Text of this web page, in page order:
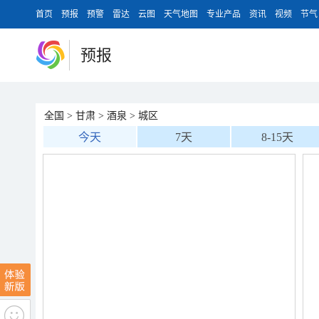
首页 预报 预警 雷达 云图 天气地图 专业产品 资讯 视频 节气
预报
全国 > 甘肃 > 酒泉 > 城区
今天 7天 8-15天